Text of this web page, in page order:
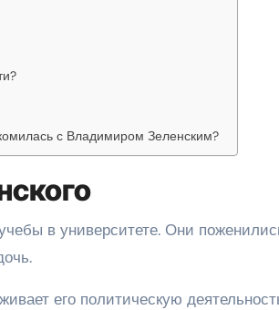
с Владимиром Зеленским?
в университете. Они
его политическую